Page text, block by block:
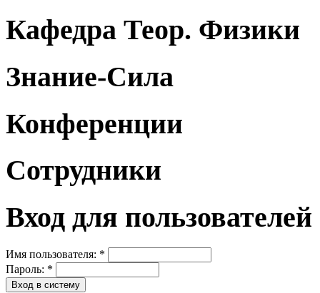
Кафедра Теор. Физики
Знание-Сила
Конференции
Сотрудники
Вход для пользователей
Имя пользователя: *
Пароль: *